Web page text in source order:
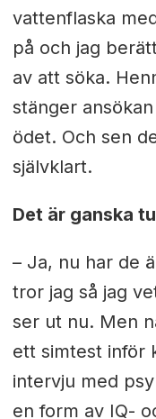
vattenflaska
på och jag
av att söka.
stänger
ödet. Och sen
självklart.
Det är ganska
– Ja, nu har de
tror jag så jag
ser ut nu. Men
ett simtest inför
intervju med
en form av IQ-